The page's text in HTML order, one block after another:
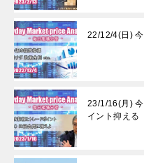
22/12/4(日)
23/1/16(月)
イント抑える